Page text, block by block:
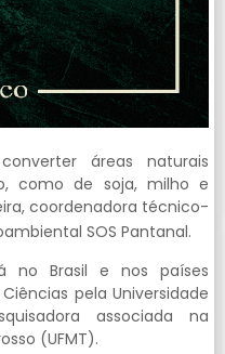
áreas naturais
como de soja, milho e
coordenadora técnico-
SOS Pantanal.
no Brasil e nos países
pela Universidade
associada na
(UFMT).